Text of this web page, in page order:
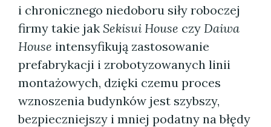
i chronicznego niedoboru siły roboczej
firmy takie jak Sekisui House czy Daiwa
House intensyfikują zastosowanie
prefabrykacji i zrobotyzowanych linii
montażowych, dzięki czemu proces
wznoszenia budynków jest szybszy,
bezpieczniejszy i mniej podatny na błędy